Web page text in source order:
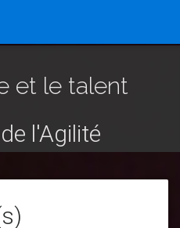
et le talent
l'Agilité